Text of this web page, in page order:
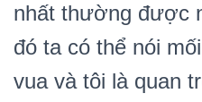
nhất thường được
đó ta có thể nói
vua và tôi là quan